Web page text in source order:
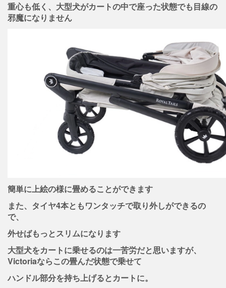
重心も低く、大型犬がカートの中で座った状態でも目線の
邪魔になりません
簡単に上絵の様に畳めることができます
また、タイヤ4本ともワンタッチで取り外しができるの
で、
外せばもっとスリムになります
大型犬をカートに乗せるのは一苦労だと思いますが、
Victoriaならこの畳んだ状態で乗せて
ハンドル部分を持ち上げるとカートに。